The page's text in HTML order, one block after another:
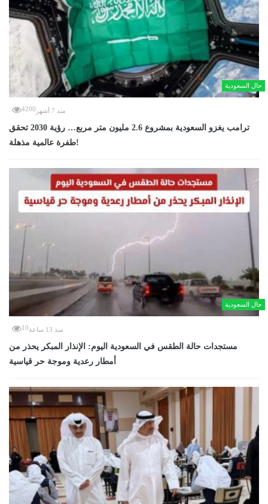
حال السعودية
منذ 7 أشهر 4200
ترامب يغزو السعودية بمشروع 2.6 مليون متر مربع… رؤية 2030 تحقق
طفرة عالمية مذهلة!
حال السعودية
منذ 13 ساعة 10
مستجدات حالة الطقس في السعودية اليوم: الإنذار المبكر يحذر من
أمطار رعدية وموجة حر قياسية